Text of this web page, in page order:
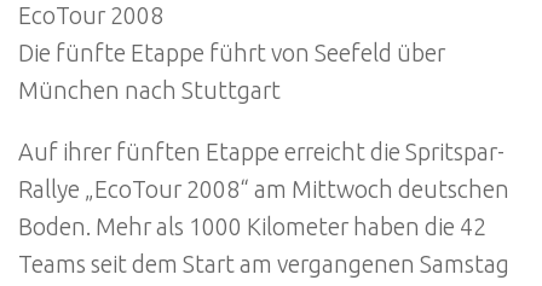
EcoTour 2008
Die fünfte Etappe führt von Seefeld über
München nach Stuttgart
Auf ihrer fünften Etappe erreicht die Spritspar-
Rallye „EcoTour 2008“ am Mittwoch deutschen
Boden. Mehr als 1000 Kilometer haben die 42
Teams seit dem Start am vergangenen Samstag